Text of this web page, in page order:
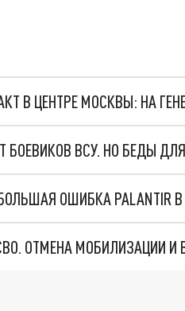
В ЦЕНТРЕ МОСКВЫ: НА
БОЕВИКОВ ВСУ. НО БЕДЫ